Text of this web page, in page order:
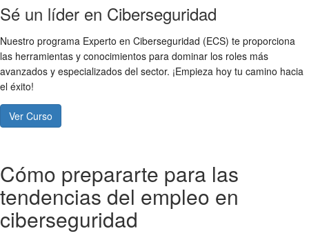
Sé un líder en Ciberseguridad
Nuestro programa Experto en Ciberseguridad (ECS) te proporciona
las herramientas y conocimientos para dominar los roles más
avanzados y especializados del sector. ¡Empieza hoy tu camino hacia
el éxito!
Ver Curso
Cómo prepararte para las
tendencias del empleo en
ciberseguridad